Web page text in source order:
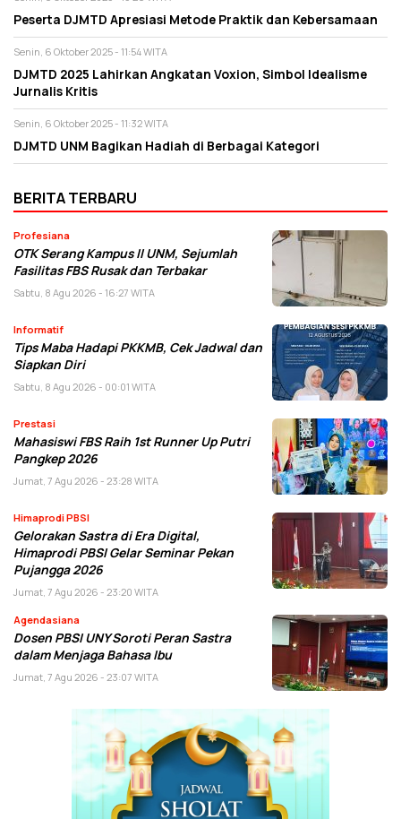
Peserta DJMTD Apresiasi Metode Praktik dan Kebersamaan
Senin, 6 Oktober 2025 - 11:54 WITA
DJMTD 2025 Lahirkan Angkatan Voxion, Simbol Idealisme
Jurnalis Kritis
Senin, 6 Oktober 2025 - 11:32 WITA
DJMTD UNM Bagikan Hadiah di Berbagai Kategori
BERITA TERBARU
Profesiana
OTK Serang Kampus II UNM, Sejumlah
Fasilitas FBS Rusak dan Terbakar
Sabtu, 8 Agu 2026 - 16:27 WITA
Informatif
Tips Maba Hadapi PKKMB, Cek Jadwal dan
Siapkan Diri
Sabtu, 8 Agu 2026 - 00:01 WITA
Prestasi
Mahasiswi FBS Raih 1st Runner Up Putri
Pangkep 2026
Jumat, 7 Agu 2026 - 23:28 WITA
Himaprodi PBSI
Gelorakan Sastra di Era Digital,
Himaprodi PBSI Gelar Seminar Pekan
Pujangga 2026
Jumat, 7 Agu 2026 - 23:20 WITA
Agendasiana
Dosen PBSI UNY Soroti Peran Sastra
dalam Menjaga Bahasa Ibu
Jumat, 7 Agu 2026 - 23:07 WITA